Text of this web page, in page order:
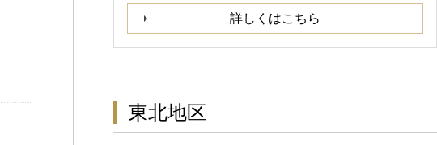
詳しくはこちら
東北地区